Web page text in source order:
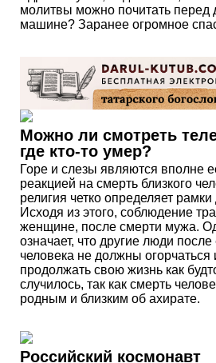
молитвы можно почитать перед
машине? Заранее огромное
Можно ли смотреть
где кто-то умер?
Горе и слезы являются вполне
реакцией на смерть близкого
религия четко определяет
Исходя из этого, соблюдение
женщине, после смерти мужа.
означает, что другие люди после
человека не должны
продолжать свою жизнь как
случилось, так как смерть
родным и близким об ахирате.
Российский космонавт